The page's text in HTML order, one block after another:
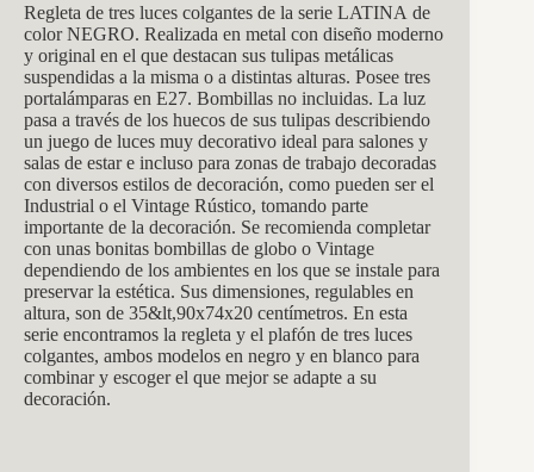
Regleta de tres luces colgantes de la serie LATINA de
color NEGRO. Realizada en metal con diseño moderno
y original en el que destacan sus tulipas metálicas
suspendidas a la misma o a distintas alturas. Posee tres
portalámparas en E27. Bombillas no incluidas. La luz
pasa a través de los huecos de sus tulipas describiendo
un juego de luces muy decorativo ideal para salones y
salas de estar e incluso para zonas de trabajo decoradas
con diversos estilos de decoración, como pueden ser el
Industrial o el Vintage Rústico, tomando parte
importante de la decoración. Se recomienda completar
con unas bonitas bombillas de globo o Vintage
dependiendo de los ambientes en los que se instale para
preservar la estética. Sus dimensiones, regulables en
altura, son de 35&lt,90x74x20 centímetros. En esta
serie encontramos la regleta y el plafón de tres luces
colgantes, ambos modelos en negro y en blanco para
combinar y escoger el que mejor se adapte a su
decoración.